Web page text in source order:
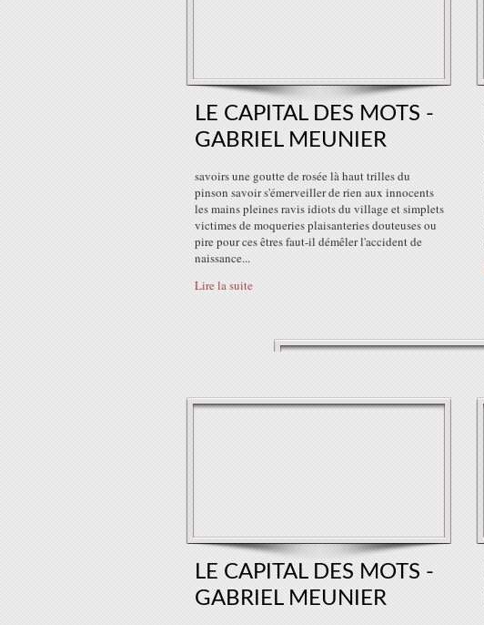
LE CAPITAL DES MOTS -
GABRIEL MEUNIER
savoirs une goutte de rosée là haut trilles du
pinson savoir s'émerveiller de rien aux innocents
les mains pleines ravis idiots du village et simplets
victimes de moqueries plaisanteries douteuses ou
pire pour ces êtres faut-il démêler l'accident de
naissance...
Lire la suite
LE CAPITAL DES MOTS -
GABRIEL MEUNIER